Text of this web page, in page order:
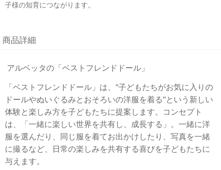
子様の知育につながります。
商品詳細
アルベッタの「ベストフレンドドール」
「ベストフレンドドール」は、"子どもたちがお気に入りの
ドールやぬいぐるみとおそろいの洋服を着る"という新しい
体験と楽しみ方を子どもたちに提案します。コンセプト
は、「一緒に楽しい世界を共有し、成長する」。一緒に洋
服を選んだり、同じ服を着てお出かけしたり、写真を一緒
に撮るなど、日常の楽しみを共有する喜びを子どもたちに
与えます。